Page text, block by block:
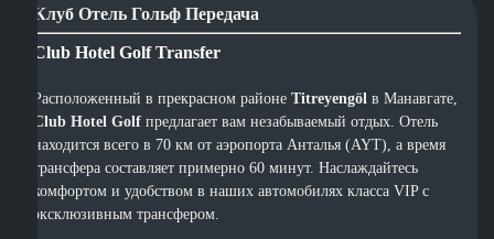
Клуб Отель Гольф Передача
Club Hotel Golf Transfer
Расположенный в прекрасном районеTitreyengöl в Манавгате,
Club Hotel Golf предлагает вам незабываемый отдых. Отель
находится всего в 70 км от аэропорта Анталья (AYT), а время
трансфера составляет примерно 60 минут. Наслаждайтесь
комфортом и удобством в наших автомобилях класса VIP с
эксклюзивным трансфером.